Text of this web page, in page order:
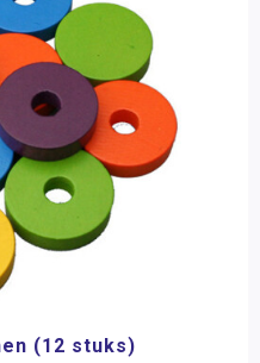
(12 stuks)